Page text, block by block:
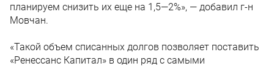
планируем снизить их еще на 1,5—2%», — добавил г-н
Мовчан.
«Такой объем списанных долгов позволяет поставить
«Ренессанс Капитал» в один ряд с самыми